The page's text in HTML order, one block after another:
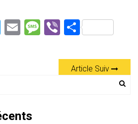
T
E
M Vi
er
P
ta
g
Article Suiv